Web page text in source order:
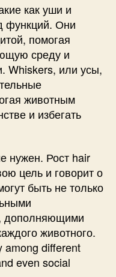
как уши и
функций. Они
помогая
среду и
Whiskers, или усы,
животным
и избегать
нужен. Рост hair
цель и говорит о
быть не только
дополняющими
животного.
among different
even social